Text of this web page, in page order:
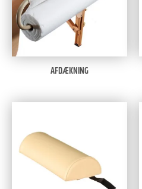
AFDÆKNING